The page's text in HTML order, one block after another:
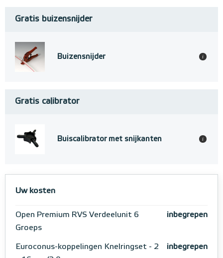
Gratis buizensnijder
Buizensnijder i
Gratis calibrator
Buiscalibrator met snijkanten i
Uw kosten
Open Premium RVS Verdeelunit 6
Groeps
inbegrepen
Euroconus-koppelingen Knelringset - 2
inbegrepen